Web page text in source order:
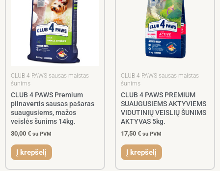
CLUB 4 PAWS sausas maistas
šunims
CLUB 4 PAWS Premium
pilnavertis sausas pašaras
suaugusiems, mažos
veislės šunims 14kg.
30,00 € su PVM
Į krepšelį
CLUB 4 PAWS sausas maistas
šunims
CLUB 4 PAWS PREMIUM
SUAUGUSIEMS AKTYVIEMS
VIDUTINIŲ VEISLIŲ ŠUNIMS
AKTYVAS 5kg.
17,50 € su PVM
Į krepšelį